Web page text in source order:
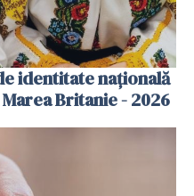
identitate națională
Britanie - 2026